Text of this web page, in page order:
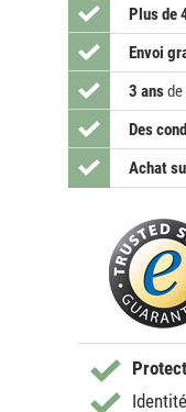
Plus de
Envoi
3 ansde
Des
Achat